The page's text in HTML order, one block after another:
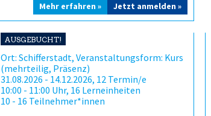
Jetzt anmelden »
Mehr erfahren »
AUSGEBUCHT!
Ort: Schifferstadt, Veranstaltungsform: Kurs
(mehrteilig, Präsenz)
31.08.2026 - 14.12.2026, 12 Termin/e
10:00 - 11:00 Uhr, 16 Lerneinheiten
10 - 16 Teilnehmer*innen